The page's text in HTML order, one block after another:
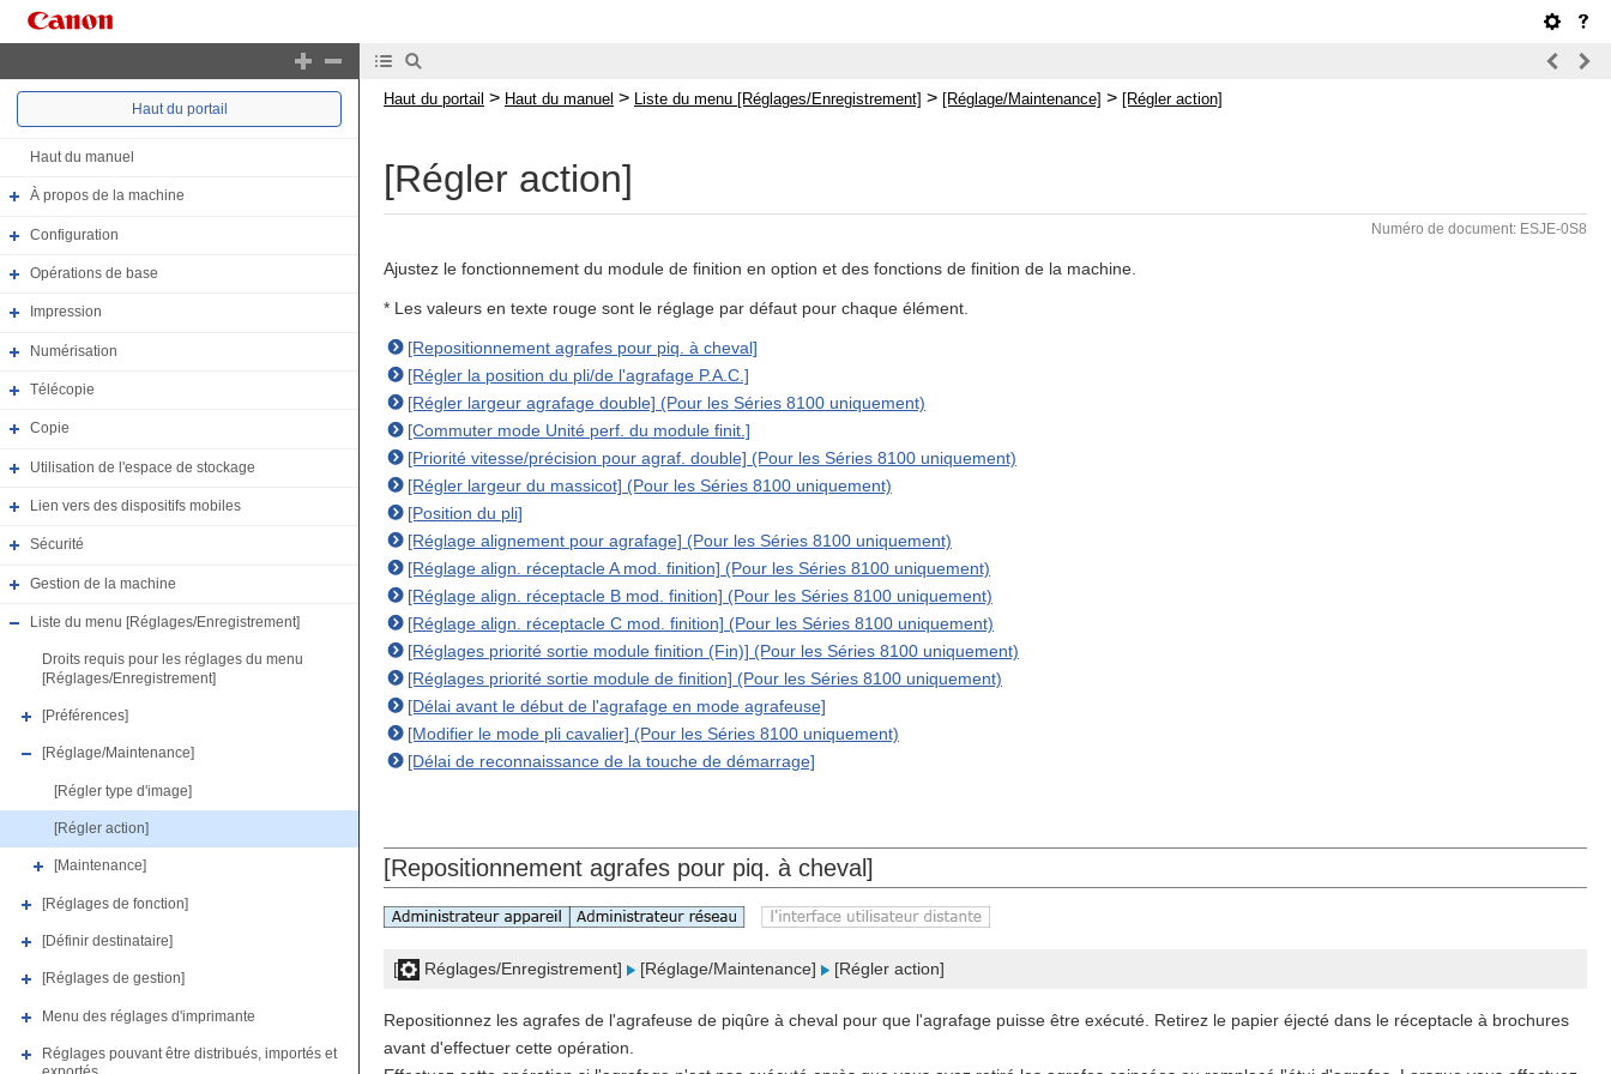
Haut du portail
Haut du manuel
À propos de la machine
Configuration
Opérations de base
Impression
Numérisation
Télécopie
Copie
Utilisation de l'espace de stockage
Lien vers des dispositifs mobiles
Sécurité
Gestion de la machine
Liste du menu [Réglages/Enregistrement]
Droits requis pour les réglages du menu
[Réglages/Enregistrement]
[Préférences]
[Réglage/Maintenance]
[Régler type d'image]
[Régler action]
[Maintenance]
[Réglages de fonction]
[Définir destinataire]
[Réglages de gestion]
Menu des réglages d'imprimante
Réglages pouvant être distribués, importés et
Haut du portail > Haut du manuel > Liste du menu [Réglages/Enregistrement] > [Réglage/Maintenance] > [Régler action]
[Régler action]
Numéro de document: ESJE-0S8
Ajustez le fonctionnement du module de finition en option et des fonctions de finition de la machine.
* Les valeurs en texte rouge sont le réglage par défaut pour chaque élément.
[Repositionnement agrafes pour piq. à cheval]
[Régler la position du pli/de l'agrafage P.A.C.]
[Régler largeur agrafage double] (Pour les Séries 8100 uniquement)
[Commuter mode Unité perf. du module finit.]
[Priorité vitesse/précision pour agraf. double] (Pour les Séries 8100 uniquement)
[Régler largeur du massicot] (Pour les Séries 8100 uniquement)
[Position du pli]
[Réglage alignement pour agrafage] (Pour les Séries 8100 uniquement)
[Réglage align. réceptacle A mod. finition] (Pour les Séries 8100 uniquement)
[Réglage align. réceptacle B mod. finition] (Pour les Séries 8100 uniquement)
[Réglage align. réceptacle C mod. finition] (Pour les Séries 8100 uniquement)
[Réglages priorité sortie module finition (Fin)] (Pour les Séries 8100 uniquement)
[Réglages priorité sortie module de finition] (Pour les Séries 8100 uniquement)
[Délai avant le début de l'agrafage en mode agrafeuse]
[Modifier le mode pli cavalier] (Pour les Séries 8100 uniquement)
[Délai de reconnaissance de la touche de démarrage]
[Repositionnement agrafes pour piq. à cheval]
[ Réglages/Enregistrement] [Réglage/Maintenance] [Régler action]
Repositionnez les agrafes de l'agrafeuse de piqûre à cheval pour que l'agrafage puisse être exécuté. Retirez le papier éjecté dans le réceptacle à brochures
avant d'effectuer cette opération.